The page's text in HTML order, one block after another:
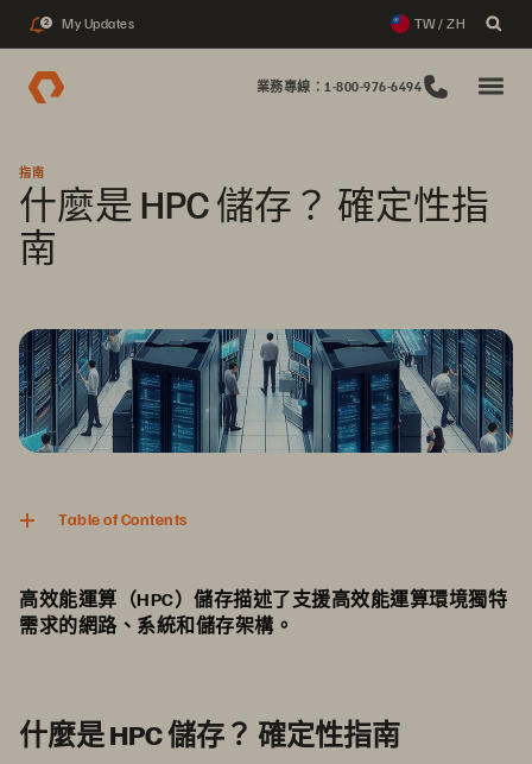
2 My Updates TW / ZH
業務專線：1-800-976-6494
指南
什麼是 HPC 儲存？ 確定性指
南
Table of Contents
高效能運算（HPC）儲存描述了支援高效能運算環境獨特
需求的網路、系統和儲存架構。
什麼是 HPC 儲存？ 確定性指南